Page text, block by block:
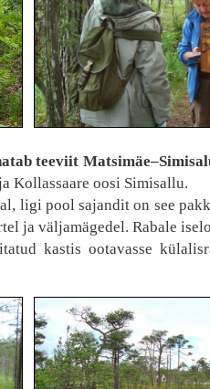
teeviit
Kollassaare oosi Simisallu.
ligi pool sajandit on see
ja väljamägedel. Rabale
kastis ootavasse